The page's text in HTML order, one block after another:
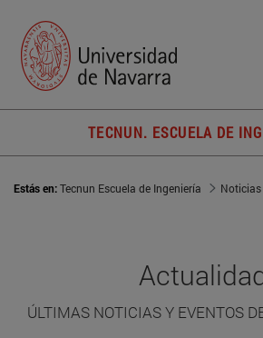
TECNUN. ESCUELA DE
Estás en:Tecnun Escuela de Ingeniería Noticias
ÚLTIMAS NOTICIAS Y EVENTOS